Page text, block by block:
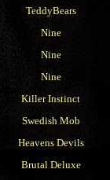
TeddyBears
Nine
Nine
Nine
Killer Instinct
Swedish Mob
Heavens Devils
Brutal Deluxe